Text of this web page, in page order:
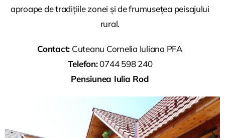
aproape de tradițiile zonei și de frumusețea peisajului
rural.
Contact: Cuteanu Cornelia Iuliana PFA
Telefon:0744 598 240
Pensiunea Iulia Rod